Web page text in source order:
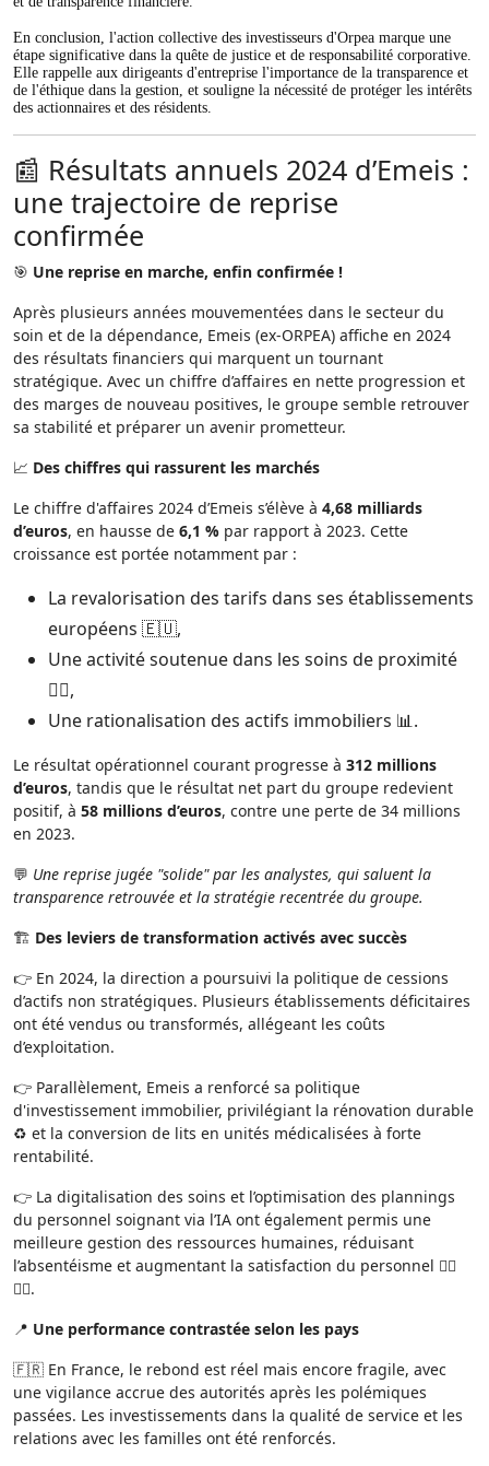
En conclusion, l'action collective des investisseurs d'Orpea marque une
étape significative dans la quête de justice et de responsabilité corporative.
Elle rappelle aux dirigeants d'entreprise l'importance de la transparence et
de l'éthique dans la gestion, et souligne la nécessité de protéger les intérêts
des actionnaires et des résidents.
📰 Résultats annuels 2024 d’Emeis :
une trajectoire de reprise
confirmée
🎯 Une reprise en marche, enfin confirmée !
Après plusieurs années mouvementées dans le secteur du
soin et de la dépendance, Emeis (ex-ORPEA) affiche en 2024
des résultats financiers qui marquent un tournant
stratégique. Avec un chiffre d’affaires en nette progression et
des marges de nouveau positives, le groupe semble retrouver
sa stabilité et préparer un avenir prometteur.
📈 Des chiffres qui rassurent les marchés
Le chiffre d'affaires 2024 d’Emeis s’élève à 4,68 milliards
d’euros, en hausse de 6,1 % par rapport à 2023. Cette
croissance est portée notamment par :
La revalorisation des tarifs dans ses établissements
européens 🇪🇺,
Une activité soutenue dans les soins de proximité
👩‍⚕️,
Une rationalisation des actifs immobiliers 📊.
Le résultat opérationnel courant progresse à 312 millions
d’euros, tandis que le résultat net part du groupe redevient
positif, à 58 millions d’euros, contre une perte de 34 millions
en 2023.
💬 Une reprise jugée "solide" par les analystes, qui saluent la
transparence retrouvée et la stratégie recentrée du groupe.
🏗️ Des leviers de transformation activés avec succès
👉 En 2024, la direction a poursuivi la politique de cessions
d’actifs non stratégiques. Plusieurs établissements déficitaires
ont été vendus ou transformés, allégeant les coûts
d’exploitation.
👉 Parallèlement, Emeis a renforcé sa politique
d'investissement immobilier, privilégiant la rénovation durable
♻️ et la conversion de lits en unités médicalisées à forte
rentabilité.
👉 La digitalisation des soins et l’optimisation des plannings
du personnel soignant via l’IA ont également permis une
meilleure gestion des ressources humaines, réduisant
l’absentéisme et augmentant la satisfaction du personnel 👨‍⚕️
👩‍⚕️.
📍 Une performance contrastée selon les pays
🇫🇷 En France, le rebond est réel mais encore fragile, avec
une vigilance accrue des autorités après les polémiques
passées. Les investissements dans la qualité de service et les
relations avec les familles ont été renforcés.